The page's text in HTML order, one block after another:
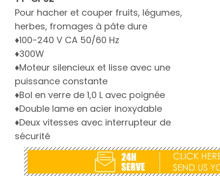
Pour hacher et couper fruits, légumes,
herbes, fromages à pâte dure
♦100-240 V CA 50/60 Hz
♦300W
♦Moteur silencieux et lisse avec une
puissance constante
♦Bol en verre de 1,0 L avec poignée
♦Double lame en acier inoxydable
♦Deux vitesses avec interrupteur de
sécurité